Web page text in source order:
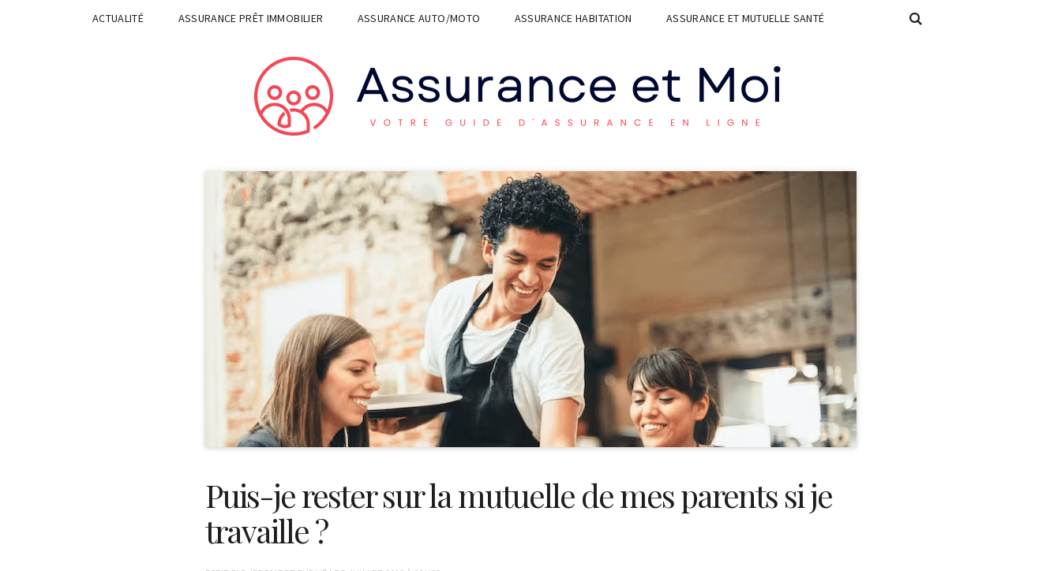
ACTUALITÉ ASSURANCE PRÊT IMMOBILIER ASSURANCE AUTO/MOTO ASSURANCE HABITATION ASSURANCE ET MUTUELLE SANTÉ
Puis-je rester sur la mutuelle de mes parents si je
travaille ?